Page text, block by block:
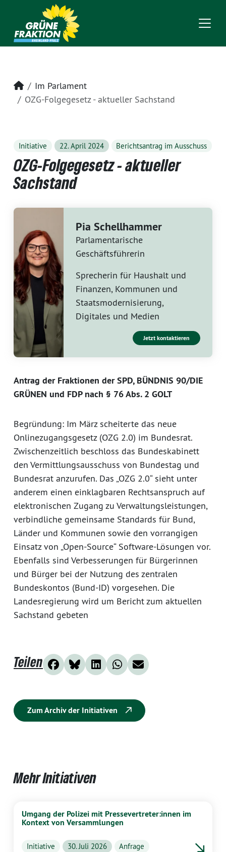
Startseite
Im Parlament
OZG-Folgegesetz - aktueller Sachstand
Initiative 22. April 2024 Berichtsantrag im Ausschuss
OZG-Folgegesetz - aktueller
Sachstand
Pia Schellhammer
Parlamentarische
Geschäftsführerin
Sprecherin für Haushalt und
Finanzen, Kommunen und
Staatsmodernisierung,
Digitales und Medien
Jetzt kontaktieren
Antrag der Fraktionen der SPD, BÜNDNIS 90/DIE
GRÜNEN und FDP nach § 76 Abs. 2 GOLT
Begründung: Im März scheiterte das neue
Onlinezugangsgesetz (OZG 2.0) im Bundesrat.
Zwischenzeitlich beschloss das Bundeskabinett
den Vermittlungsausschuss von Bundestag und
Bundesrat anzurufen. Das „OZG 2.0“ sieht unter
anderem einen einklagbaren Rechtsanspruch auf
elektronischen Zugang zu Verwaltungsleistungen,
verbindliche gemeinsame Standards für Bund,
Länder und Kommunen sowie den vorrangigen
Einsatz von „Open-Source“ Software-Lösungen vor.
Ebenfalls sind Verbesserungen für Bürgerinnen
und Bürger bei der Nutzung des zentralen
Bundeskontos (Bund-ID) vorgesehen. Die
Landesregierung wird um Bericht zum aktuellen
Sachstand gebeten
Teilen
Zum Archiv der Initiativen
Mehr Initiativen
Umgang der Polizei mit Pressevertreter:innen im
Kontext von Versammlungen
Initiative 30. Juli 2026 Anfrage